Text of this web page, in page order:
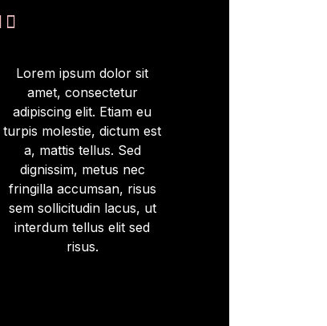

Lorem ipsum dolor sit
amet, consectetur
adipiscing elit. Etiam eu
turpis molestie, dictum est
a, mattis tellus. Sed
dignissim, metus nec
fringilla accumsan, risus
sem sollicitudin lacus, ut
interdum tellus elit sed
risus.